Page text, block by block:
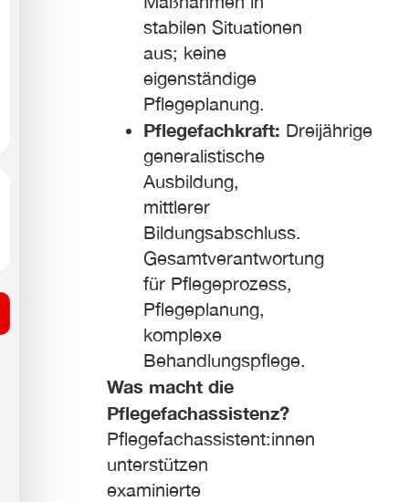
stabilen Situationen
aus; keine
eigenständige
Pflegeplanung.
Pflegefachkraft: Dreijährige
generalistische
Ausbildung,
mittlerer
Bildungsabschluss.
Gesamtverantwortung
für Pflegeprozess,
Pflegeplanung,
komplexe
Behandlungspflege.
Was macht die
Pflegefachassistenz?
Pflegefachassistent:innen
unterstützen
examinierte